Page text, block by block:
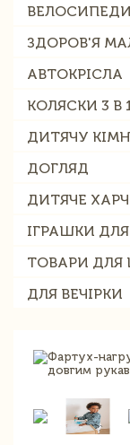
ЗДОРОВ'Я
АВТОКРІСЛА
КОЛЯСКИ 3 В
ДИТЯЧУ
ДОГЛЯД
ДИТЯЧЕ
ІГРАШКИ
ТОВАРИ ДЛЯ
ДЛЯ ВЕЧІРКИ